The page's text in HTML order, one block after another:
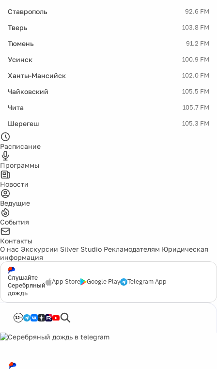
Ставрополь 92.6 FM
Тверь 103.8 FM
Тюмень 91.2 FM
Усинск 100.9 FM
Ханты-Мансийск 102.0 FM
Чайковский 105.5 FM
Чита 105.7 FM
Шерегеш 105.3 FM
Расписание
Программы
Новости
Ведущие
События
Контакты
О нас Экскурсии Silver Studio Рекламодателям Юридическая
информация
Слушайте
Серебряный
дождь
App Store Google Play Telegram App
12+